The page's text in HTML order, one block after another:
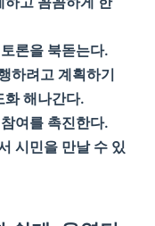
론을 북돋는다.
하려고 계획하기
화 해나간다.
여를 촉진한다.
시민을 만날 수 있